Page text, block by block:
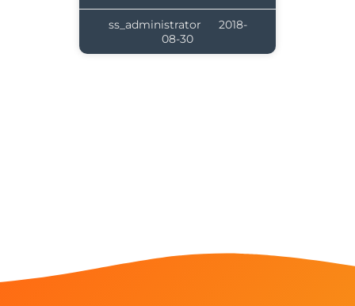
ss_administrator
2018-
08-30